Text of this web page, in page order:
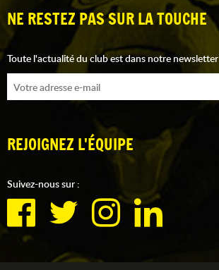
NE RESTEZ PAS SUR LA TOUCHE
Toute l'actualité du club est dans notre newsletter
REJOIGNEZ L'ÉQUIPE
Suivez-nous sur :